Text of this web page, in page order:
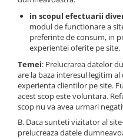
Pedala
Sigurante
Becuri indicatoare
Limitatori
Potentiometre
Senzori de unghi
Bobina solenoid
Bobina 24V
Senzor presiune ulei
Piese Ingersoll Rand
Piese Hanomag
Piese Hamm
Piese Goldoni
Piese Furukawa
Piese Ford
Piese Ferrari
Piese Faun
in scopul efectuarii
modul de functionare a
preferinte de consum, in
experientei oferite pe site.
Temei: Prelucrarea datelor
are la baza interesul legitim
experienta clientilor pe site.
acest scop este voluntara.
scop nu va avea urmari
B. Daca sunteti vizitator al
prelucreaza datele